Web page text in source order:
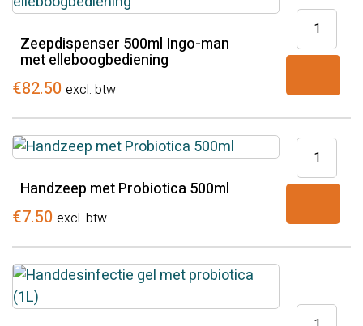
Zeepdispenser 500ml Ingo-man
met elleboogbediening
€82.50 excl. btw
aantal
Handzeep met Probiotica 500ml
€7.50 excl. btw
Handzeep
Probiotica